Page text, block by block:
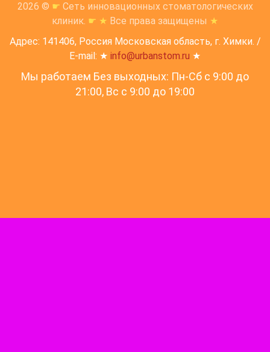
2026 © ☛ Сеть инновационных стоматологических
клиник. ☛ ★ Все права защищены ★
Адрес: 141406, Россия Московская область, г. Химки. /
E-mail: ★ info@urbanstom.ru ★
Мы работаем Без выходных: Пн-Сб с 9:00 до
21:00, Вс c 9:00 до 19:00